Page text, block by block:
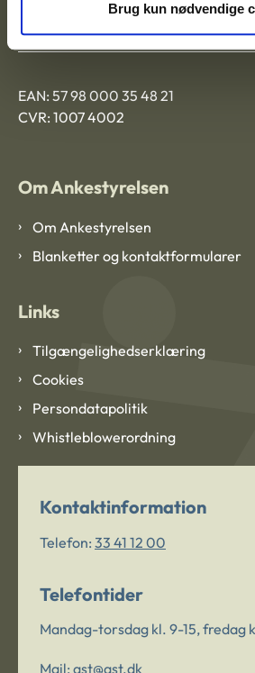
Brug kun nødvendige
EAN: 57 98 000 35 48 21
CVR: 1007 4002
Om Ankestyrelsen
Om Ankestyrelsen
Blanketter og kontaktformularer
Links
Tilgængelighedserklæring
Cookies
Persondatapolitik
Whistleblowerordning
Kontaktinformation
Telefon: 33 41 12 00
Telefontider
Mandag-torsdag kl. 9-15, fredag
Mail: ast@ast.dk